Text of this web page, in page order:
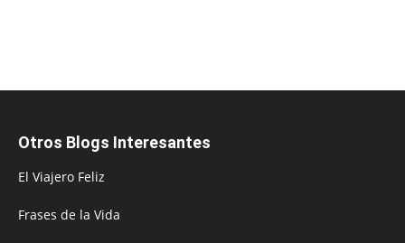
Otros Blogs Interesantes
El Viajero Feliz
Frases de la Vida